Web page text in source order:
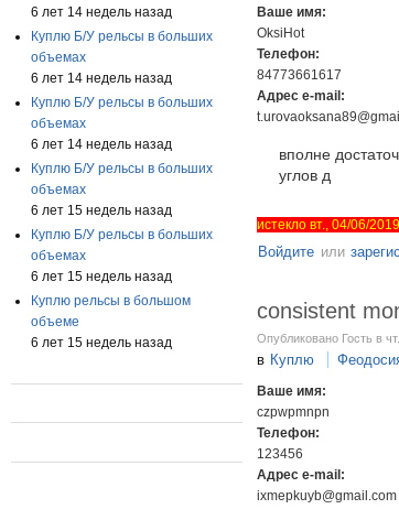
6 лет 14 недель назад
Куплю Б/У рельсы в больших
объемах
6 лет 14 недель назад
Куплю Б/У рельсы в больших
объемах
6 лет 14 недель назад
Куплю Б/У рельсы в больших
объемах
6 лет 15 недель назад
Куплю Б/У рельсы в больших
объемах
6 лет 15 недель назад
Куплю рельсы в большом
объеме
6 лет 15 недель назад
Ваше имя:
OksiHot
Телефон:
84773661617
Адрес e-mail:
вполне
углов д
истекло вт., 04/06/
Войдите или
consistent
Опубликовано Гость в
в Куплю
Ваше имя:
czpwpmnpn
Телефон:
123456
Адрес e-mail:
ixmepkuyb@gmail.com